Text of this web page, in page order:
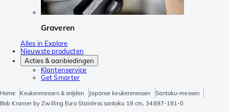
Graveren
Alles in Explore
Nieuwste producten
Acties & aanbiedingen
Klantenservice
Get Smarter
Home Keukenmessen & snijden Japanse keukenmessen
Santoku-messen
Bob Kramer by Zwilling Euro Stainless santoku 18 cm, 34897-181-0